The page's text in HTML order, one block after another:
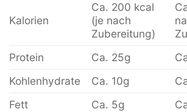
Kalorien
Ca. 200 kcal
(je nach
Zubereitung)
Protein
Ca. 25g
Kohlenhydrate
Ca. 10g
Fett
Ca. 5g